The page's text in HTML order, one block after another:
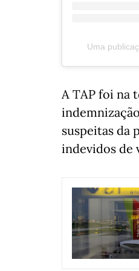
Uma
A TAP foi na
suspeitas da
indevidos de